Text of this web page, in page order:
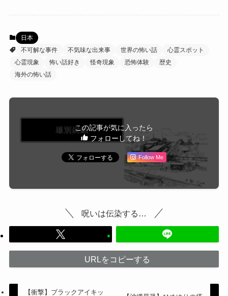
日本
不可解な事件
不気味な出来事 世界の怖い話
心霊スポット
心霊現象
怖い話好き 怪奇現象 恐怖体験
歴史
海外の怖い話
この記事が気に入ったら
フォローしてね！
Follow Me
呪いは伝染する…
URLをコピーする
【衝撃】ブラックアイキッ